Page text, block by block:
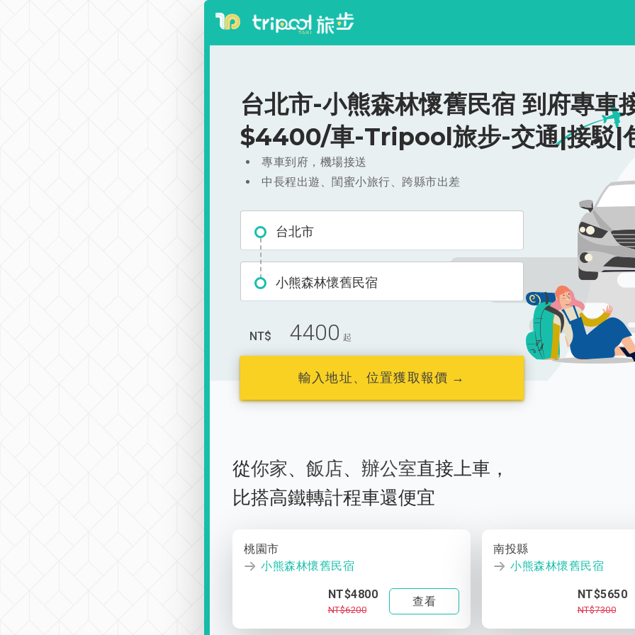
台北市-小熊森林懷舊民宿 到府專車
$4400/車-Tripool旅步-交通|接駁|
專車到府，機場接送
中長程出遊、閨蜜小旅行、跨縣市出差
台北市
小熊森林懷舊民宿
NT$ 4400 起
輸入地址、位置獲取報價 →
從你家、 飯店、 辦公室直接上車，
比搭高鐵轉計程車還便宜
桃園市
小熊森林懷舊民宿
NT$4800
NT$6200
查看
南投縣
小熊森林懷舊民宿
NT$5650
NT$7300